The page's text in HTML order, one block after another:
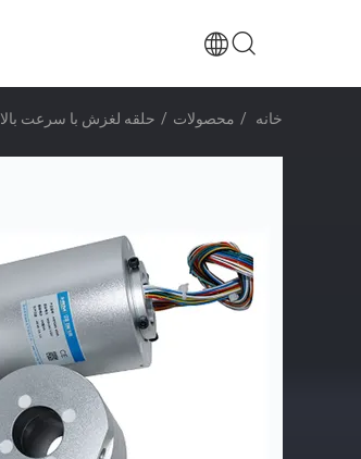
خانه / محصولات / حلقه لغزش با سرعت بالا